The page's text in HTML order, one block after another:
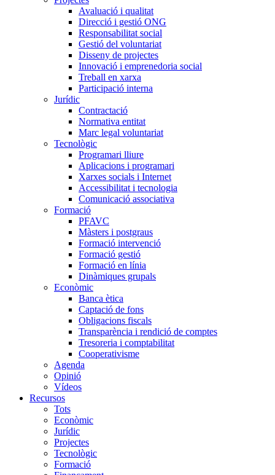
Avaluació i qualitat
Direcció i gestió ONG
Responsabilitat social
Gestió del voluntariat
Disseny de projectes
Innovació i emprenedoria social
Treball en xarxa
Participació interna
Jurídic
Contractació
Normativa entitat
Marc legal voluntariat
Tecnològic
Programari lliure
Aplicacions i programari
Xarxes socials i Internet
Accessibilitat i tecnologia
Comunicació associativa
Formació
PFAVC
Màsters i postgraus
Formació intervenció
Formació gestió
Formació en línia
Dinàmiques grupals
Econòmic
Banca ètica
Captació de fons
Obligacions fiscals
Transparència i rendició de comptes
Tresoreria i comptabilitat
Cooperativisme
Agenda
Opinió
Vídeos
Recursos
Tots
Econòmic
Jurídic
Projectes
Tecnològic
Formació